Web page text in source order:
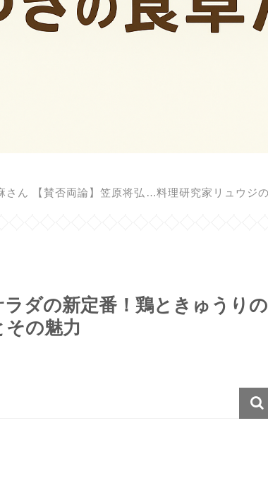
さん 【賛否両論】笠原将弘の料理のほそ道
ダの新定番！鶏ときゅうりの
の魅力